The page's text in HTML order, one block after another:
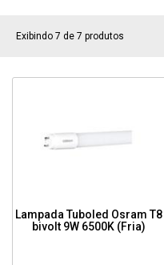
Exibindo 7 de 7 produtos
Lampada Tuboled Osram T8
bivolt 9W 6500K (Fria)